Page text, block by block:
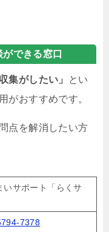
できる窓口
集がしたい」
とい
がおすすめです。
点を解消したい方
いサポート「らくサ
7378